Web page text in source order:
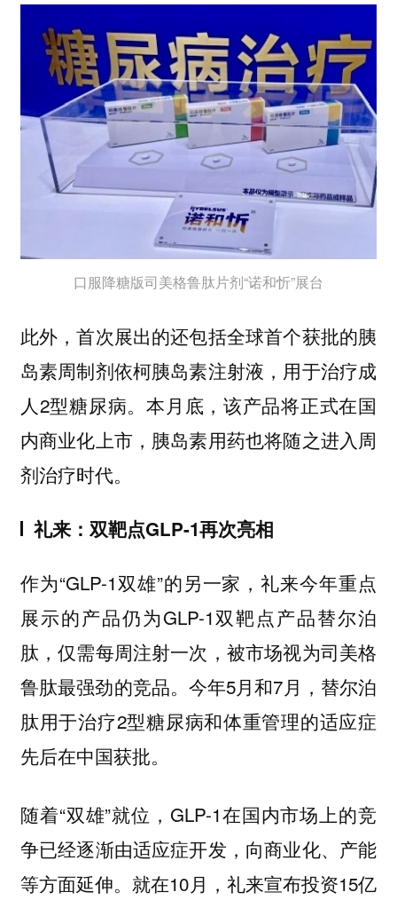
口服降糖版司美格鲁肽片剂“诺和忻”展台
此外，首次展出的还包括全球首个获批的胰
岛素周制剂依柯胰岛素注射液，用于治疗成
人2型糖尿病。本月底，该产品将正式在国
内商业化上市，胰岛素用药也将随之进入周
剂治疗时代。
礼来：双靶点GLP-1再次亮相
作为“GLP-1双雄”的另一家，礼来今年重点
展示的产品仍为GLP-1双靶点产品替尔泊
肽，仅需每周注射一次，被市场视为司美格
鲁肽最强劲的竞品。今年5月和7月，替尔泊
肽用于治疗2型糖尿病和体重管理的适应症
先后在中国获批。
随着“双雄”就位，GLP-1在国内市场上的竞
争已经逐渐由适应症开发，向商业化、产能
等方面延伸。就在10月，礼来宣布投资15亿